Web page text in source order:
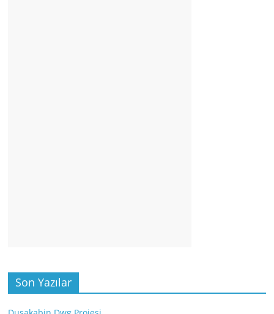
Son Yazılar